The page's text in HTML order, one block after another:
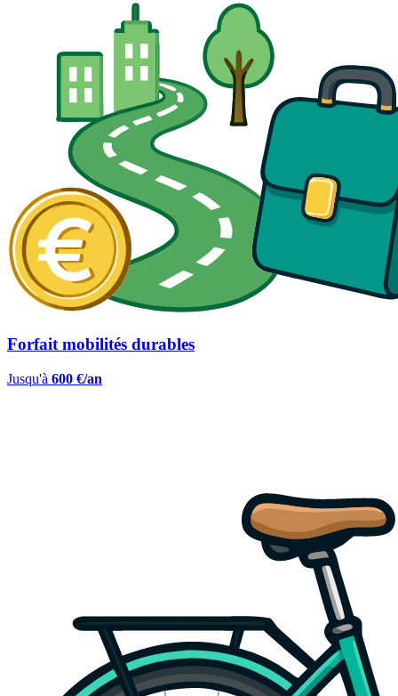
Forfait mobilités durables
Jusqu'à 600 €/an